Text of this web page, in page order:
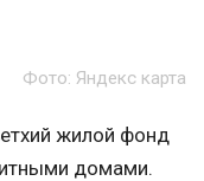
Фото: Яндекс карта
жилой фонд
домами.